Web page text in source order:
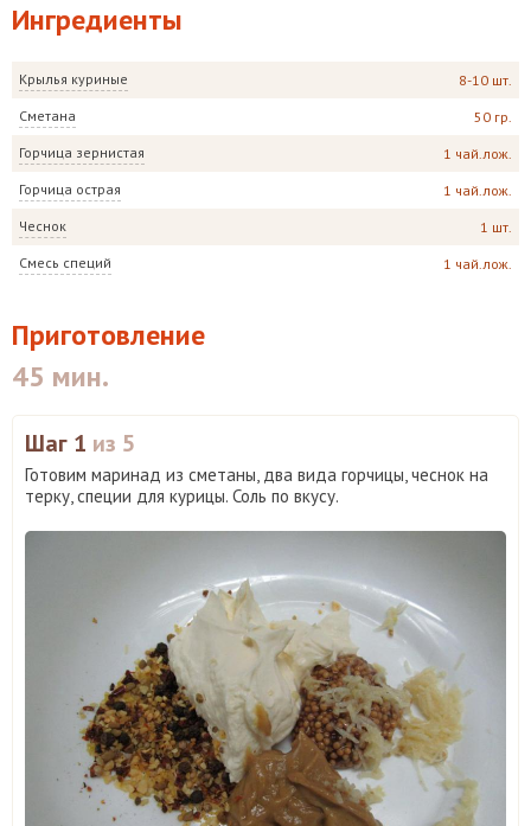
Ингредиенты
Крылья куриные 8-10 шт.
Сметана 50 гр.
Горчица зернистая 1 чай.лож.
Горчица острая 1 чай.лож.
Чеснок 1 шт.
Смесь специй 1 чай.лож.
Приготовление
45 мин.
Шаг 1 из 5
Готовим маринад из сметаны, два вида горчицы, чеснок на
терку, специи для курицы. Соль по вкусу.